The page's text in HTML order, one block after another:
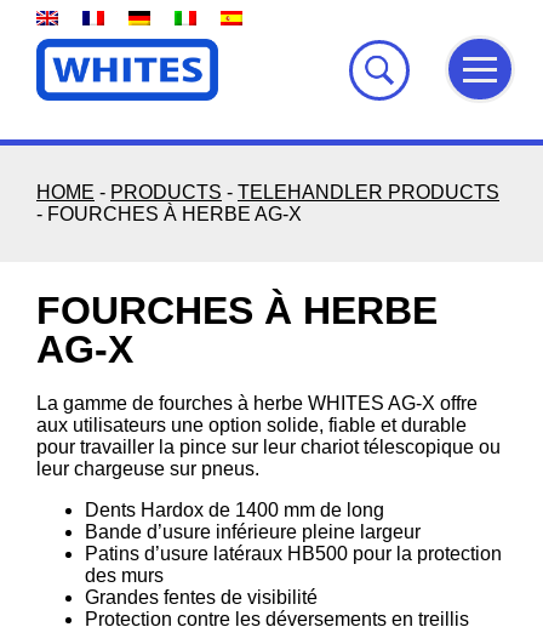
Skip
content
HOME - PRODUCTS - TELEHANDLER PRODUCTS
- FOURCHES À HERBE AG-X
FOURCHES À HERBE
AG-X
La gamme de fourches à herbe WHITES AG-X offre
aux utilisateurs une option solide, fiable et durable
pour travailler la pince sur leur chariot télescopique ou
leur chargeuse sur pneus.
Dents Hardox de 1400 mm de long
Bande d’usure inférieure pleine largeur
Patins d’usure latéraux HB500 pour la protection
des murs
Grandes fentes de visibilité
Protection contre les déversements en treillis